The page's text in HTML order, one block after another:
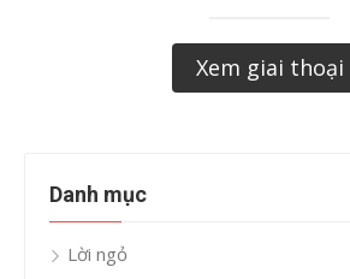
Xem giai thoại
Danh mục
Lời ngỏ